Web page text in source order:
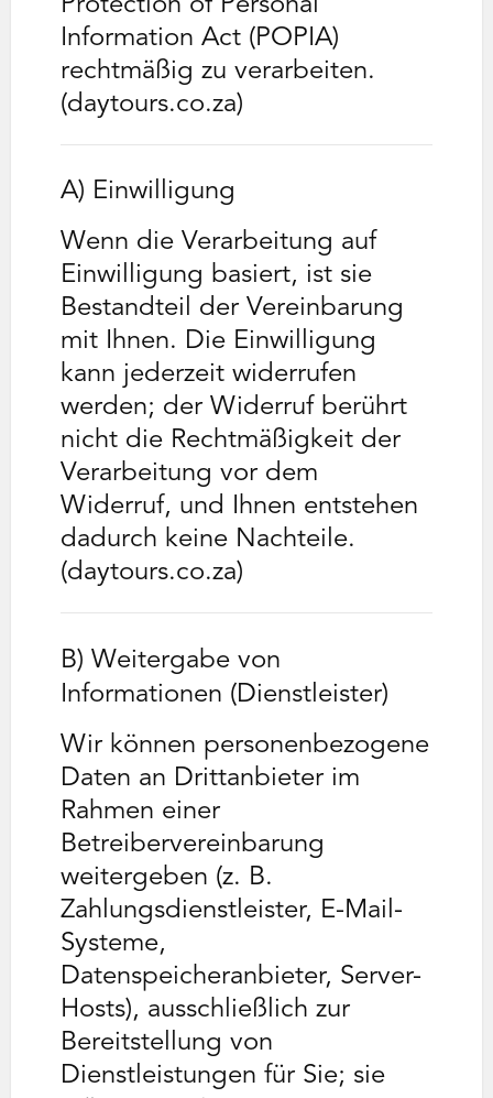
Information Act (POPIA)
rechtmäßig zu verarbeiten.
(daytours.co.za)
A) Einwilligung
Wenn die Verarbeitung auf
Einwilligung basiert, ist sie
Bestandteil der Vereinbarung
mit Ihnen. Die Einwilligung
kann jederzeit widerrufen
werden; der Widerruf berührt
nicht die Rechtmäßigkeit der
Verarbeitung vor dem
Widerruf, und Ihnen entstehen
dadurch keine Nachteile.
(daytours.co.za)
B) Weitergabe von
Informationen (Dienstleister)
Wir können personenbezogene
Daten an Drittanbieter im
Rahmen einer
Betreibervereinbarung
weitergeben (z. B.
Zahlungsdienstleister, E-Mail-
Systeme,
Datenspeicheranbieter, Server-
Hosts), ausschließlich zur
Bereitstellung von
Dienstleistungen für Sie; sie